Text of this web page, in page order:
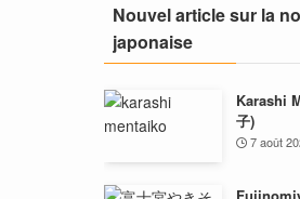
Nouvel article sur la
japonaise
Karashi
子)
7 août